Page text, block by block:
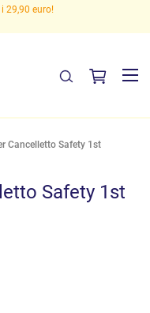
29,90 euro!
Cancelletto Safety 1st
Safety 1st